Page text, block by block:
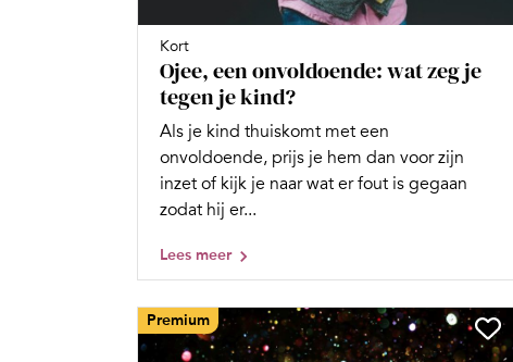
Kort
Ojee, een onvoldoende: wat zeg je
tegen je kind?
Als je kind thuiskomt met een
onvoldoende, prijs je hem dan voor zijn
inzet of kijk je naar wat er fout is gegaan
zodat hij er...
Lees meer
Premium